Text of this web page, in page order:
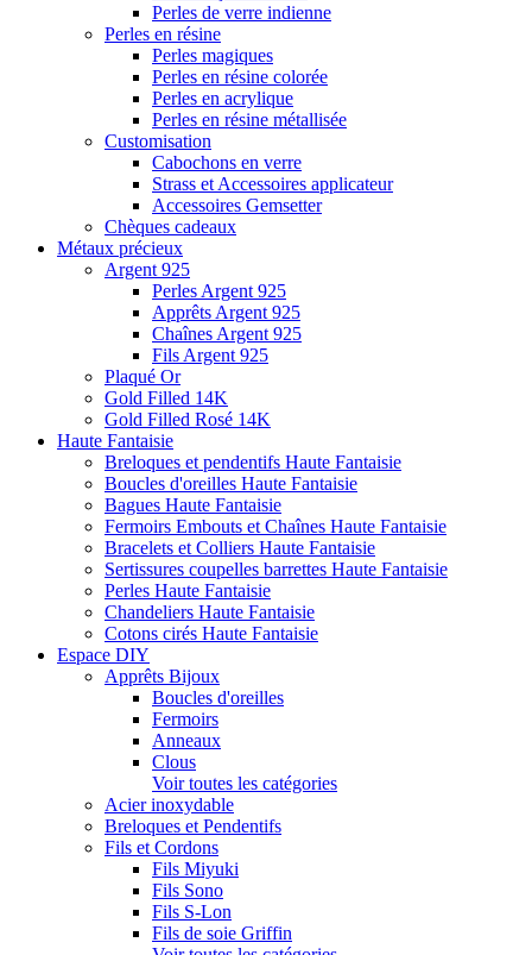
Perles de verre indienne
Perles en résine
Perles magiques
Perles en résine colorée
Perles en acrylique
Perles en résine métallisée
Customisation
Cabochons en verre
Strass et Accessoires applicateur
Accessoires Gemsetter
Chèques cadeaux
Métaux précieux
Argent 925
Perles Argent 925
Apprêts Argent 925
Chaînes Argent 925
Fils Argent 925
Plaqué Or
Gold Filled 14K
Gold Filled Rosé 14K
Haute Fantaisie
Breloques et pendentifs Haute Fantaisie
Boucles d'oreilles Haute Fantaisie
Bagues Haute Fantaisie
Fermoirs Embouts et Chaînes Haute Fantaisie
Bracelets et Colliers Haute Fantaisie
Sertissures coupelles barrettes Haute Fantaisie
Perles Haute Fantaisie
Chandeliers Haute Fantaisie
Cotons cirés Haute Fantaisie
Espace DIY
Apprêts Bijoux
Boucles d'oreilles
Fermoirs
Anneaux
Clous
Voir toutes les catégories
Acier inoxydable
Breloques et Pendentifs
Fils et Cordons
Fils Miyuki
Fils Sono
Fils S-Lon
Fils de soie Griffin